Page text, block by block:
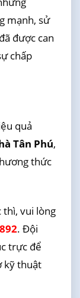
mạnh, sử
được can
chấp
quả
Tân Phú,
thức
vui lòng
. Đội
trực để
kỹ thuật